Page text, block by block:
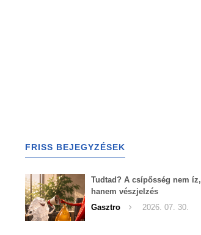
FRISS BEJEGYZÉSEK
Tudtad? A csípősség nem íz,
hanem vészjelzés
Gasztro
2026. 07. 30.